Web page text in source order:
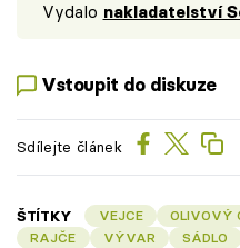
Vydalo nakladatelství
Vstoupit do diskuze
Sdílejte článek
ŠTÍTKY VEJCE OLIVOVÝ
RAJČE
VÝVAR SÁDLO